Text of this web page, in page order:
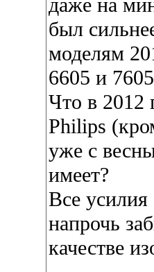
даже на
был
моделям
6605 и
Что в 2012
Philips
уже с
имеет?
Все
напрочь
качестве